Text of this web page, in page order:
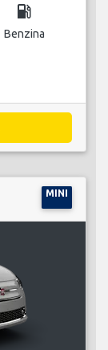
local_gas_station
Benzina
MINI